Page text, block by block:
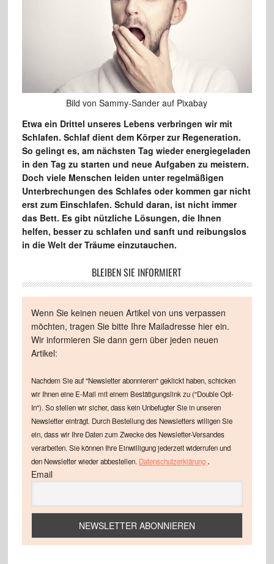
Bild von Sammy-Sander auf Pixabay
Etwa ein Drittel unseres Lebens verbringen wir mit
Schlafen. Schlaf dient dem Körper zur Regeneration.
So gelingt es, am nächsten Tag wieder energiegeladen
in den Tag zu starten und neue Aufgaben zu meistern.
Doch viele Menschen leiden unter regelmäßigen
Unterbrechungen des Schlafes oder kommen gar nicht
erst zum Einschlafen. Schuld daran, ist nicht immer
das Bett. Es gibt nützliche Lösungen, die Ihnen
helfen, besser zu schlafen und sanft und reibungslos
in die Welt der Träume einzutauchen.
BLEIBEN SIE INFORMIERT
Wenn Sie keinen neuen Artikel von uns verpassen
möchten, tragen Sie bitte Ihre Mailadresse hier ein.
Wir informieren Sie dann gern über jeden neuen
Artikel:
Nachdem Sie auf "Newsletter abonnieren" geklickt haben, schicken
wir Ihnen eine E-Mail mit einem Bestätigungslink zu ("Double Opt-
In"). So stellen wir sicher, dass kein Unbefugter Sie in unseren
Newsletter einträgt. Durch Bestellung des Newsletters willigen Sie
ein, dass wir Ihre Daten zum Zwecke des Newsletter-Versandes
verarbeiten. Sie können Ihre Einwilligung jederzeit widerrufen und
den Newsletter wieder abbestellen. Datenschutzerklärung .
Email